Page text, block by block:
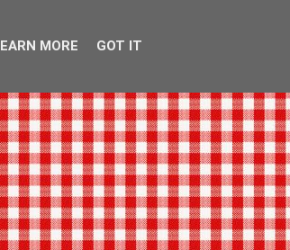
MORE GOT IT